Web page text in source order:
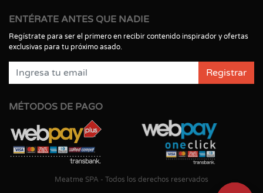
ENTÉRATE ANTES QUE NADIE
Regístrate para ser el primero en recibir contenido inspirador y ofertas
exclusivas para tu próximo asado.
Registrar
MÉTODOS DE PAGO
Meatme SPA - Todos los derechos reservados